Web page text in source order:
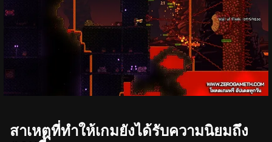
สาเหตุที่ทำให้เกมยังได้รับความนิยมถึง